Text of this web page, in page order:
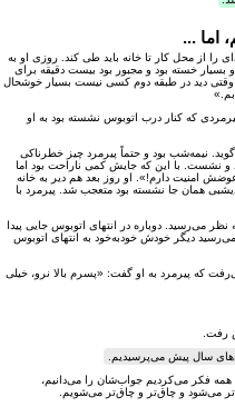
اما ...
از محل کار تا خانه باید طی کند. روزی او به
بسیار خسته بود و مجبور بود بیست دقیقه برای
وقتی دید در طبقه دوم کسی نیست بسیار خوشحال
که کنار درب اتوبوس نشسته بود به او
نیمه‌شب بود و حتماً پیرمرد چیز خطرناکی
و نشست. با این که جایش کمی ناراحت بود اما
امنیت ‌دارم!». او روز بعد هم دیر به خانه
همان جا نشسته بود متعجب شد. پیرمرد با
نظر می‌رسید. دوباره در انتهای اتوبوس جایی پیدا
دیگر خودش خودبه‌خود به انتهای اتوبوس
که پیرمرد به او گفت: «پسرم بالا نرو، خیلی
رفت.
سال پیش می‌پرسیدیم.
همه فکر می‌کردیم جواب‌شان را می‌دانیم،
می‌شود و چاق‌تر و چاق‌تر می‌شویم.